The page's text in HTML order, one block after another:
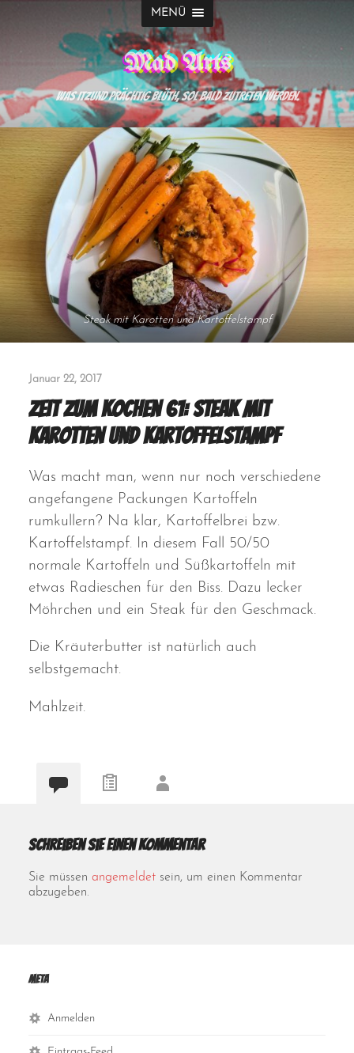
MENÜ
Mad Arts
Was itzund prächtig blüth, sol bald zutreten werden.
Steak mit Karotten und Kartoffelstampf
Januar 22, 2017
Zeit zum Kochen 61: Steak mit
Karotten und Kartoffelstampf
Was macht man, wenn nur noch verschiedene
angefangene Packungen Kartoffeln
rumkullern? Na klar, Kartoffelbrei bzw.
Kartoffelstampf. In diesem Fall 50/50
normale Kartoffeln und Süßkartoffeln mit
etwas Radieschen für den Biss. Dazu lecker
Möhrchen und ein Steak für den Geschmack.
Die Kräuterbutter ist natürlich auch
selbstgemacht.
Mahlzeit.
Schreiben Sie einen Kommentar
Sie müssen angemeldetsein, um einen Kommentar
abzugeben.
Meta
Anmelden